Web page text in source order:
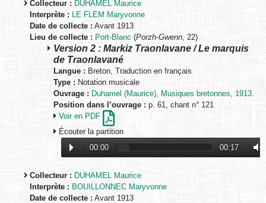
Collecteur : DUHAMEL Maurice
Interprète : LE FLEM Maryvonne
Date de collecte : Avant 1913
Lieu de collecte : Port-Blanc (Porzh-Gwenn , 22)
Version 2 : Markiz Traonlavane / Le marquis
de Traonlavané
Langue : Breton, Traduction en français
Type : Notation musicale
Ouvrage : Duhamel (Maurice), Musiques bretonnes, 1913.
Position dans l’ouvrage : p. 61, chant n° 121
Voir en PDF
Écouter la partition
00:00
00:17
Collecteur : DUHAMEL Maurice
Interprète : BOUILLONNEC Maryvonne
Date de collecte : Avant 1913